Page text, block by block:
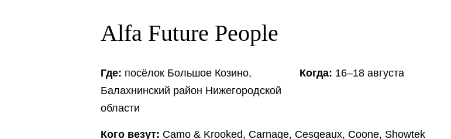
Alfa Future People
Где: посёлок Большое Козино,
Балахнинский район Нижегородской
области
Когда: 16–18 августа
Кого везут: Camo & Krooked, Carnage, Cesqeaux, Coone, Showtek